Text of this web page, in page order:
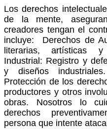
Los derechos
de la mente,
creadores tengan el
incluye: Derechos de
literarias, artísticas
Industrial: Registro y
y diseños
Protección de los
productores y otros
obras. Nosotros lo
derechos
persona que intente